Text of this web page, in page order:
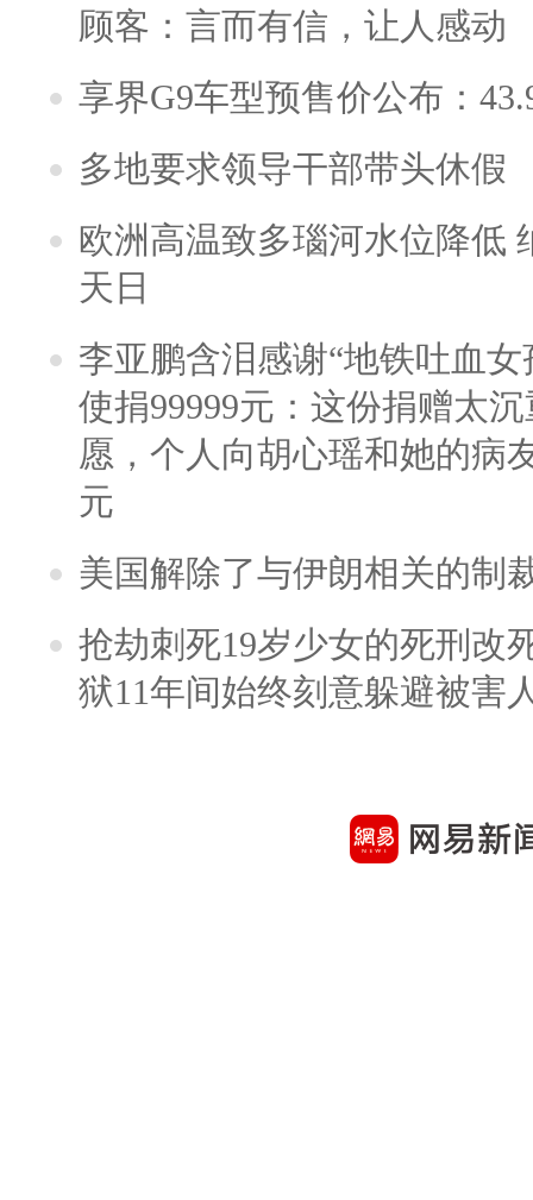
顾客：言而有信，让人感动
享界G9车型预售价公布：
多地要求领导干部带头休假
欧洲高温致多瑙河水位降低
天日
李亚鹏含泪感谢“地铁吐血
使捐99999元：这份捐赠太
愿，个人向胡心瑶和她的病
元
美国解除了与伊朗相关的制
抢劫刺死19岁少女的死刑改
狱11年间始终刻意躲避被害